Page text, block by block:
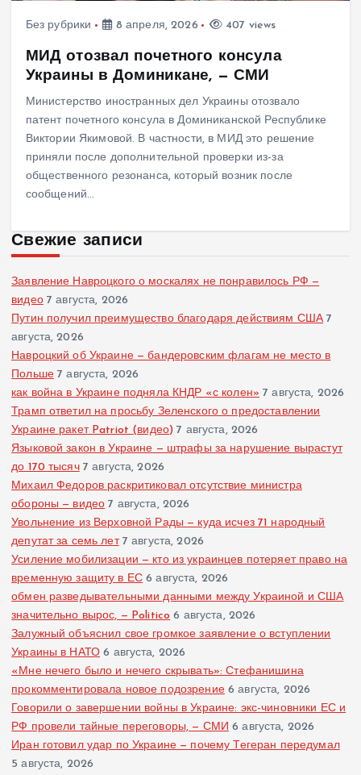
Без рубрики 8 апреля, 2026 407 views
МИД отозвал почетного консула
Украины в Доминикане, — СМИ
Министерство иностранных дел Украины отозвало
патент почетного консула в Доминиканской Республике
Виктории Якимовой. В частности, в МИД это решение
приняли после дополнительной проверки из-за
общественного резонанса, который возник после
сообщений…
Свежие записи
Заявление Навроцкого о москалях не понравилось РФ —
видео 7 августа, 2026
Путин получил преимущество благодаря действиям США 7
августа, 2026
Навроцкий об Украине — бандеровским флагам не место в
Польше 7 августа, 2026
как война в Украине подняла КНДР «с колен» 7 августа, 2026
Трамп ответил на просьбу Зеленского о предоставлении
Украине ракет Patriot (видео) 7 августа, 2026
Языковой закон в Украине — штрафы за нарушение вырастут
до 170 тысяч 7 августа, 2026
Михаил Федоров раскритиковал отсутствие министра
обороны — видео 7 августа, 2026
Увольнение из Верховной Рады — куда исчез 71 народный
депутат за семь лет 7 августа, 2026
Усиление мобилизации — кто из украинцев потеряет право на
временную защиту в ЕС 6 августа, 2026
обмен разведывательными данными между Украиной и США
значительно вырос, — Politico 6 августа, 2026
Залужный объяснил свое громкое заявление о вступлении
Украины в НАТО 6 августа, 2026
«Мне нечего было и нечего скрывать»: Стефанишина
прокомментировала новое подозрение 6 августа, 2026
Говорили о завершении войны в Украине: экс-чиновники ЕС и
РФ провели тайные переговоры, — СМИ 6 августа, 2026
Иран готовил удар по Украине — почему Тегеран передумал
5 августа, 2026